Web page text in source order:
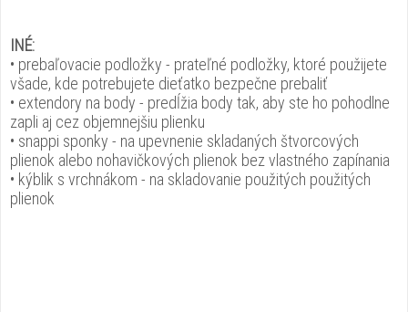
INÉ:
• prebaľovacie podložky - prateľné podložky, ktoré použijete
všade, kde potrebujete dieťatko bezpečne prebaliť
• extendory na body - predĺžia body tak, aby ste ho pohodlne
zapli aj cez objemnejšiu plienku
• snappi sponky - na upevnenie skladaných štvorcových
plienok alebo nohavičkových plienok bez vlastného zapínania
• kýblik s vrchnákom - na skladovanie použitých použitých
plienok